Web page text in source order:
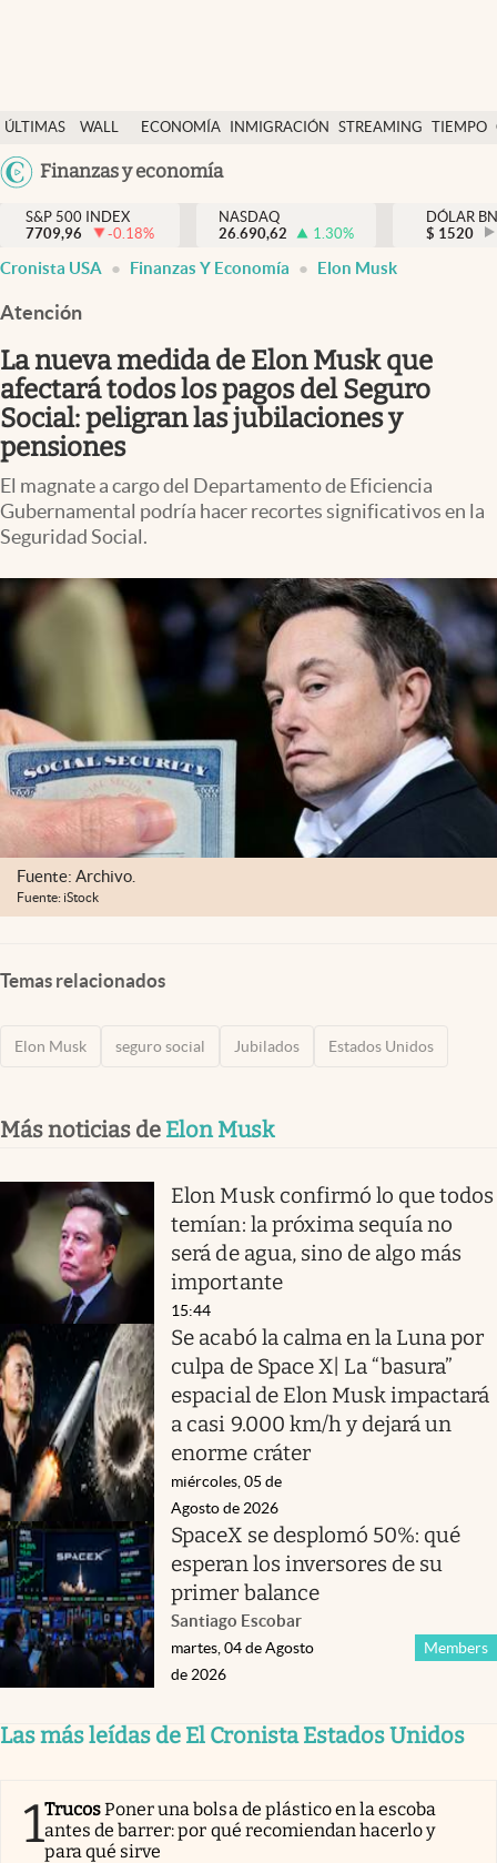
ÚLTIMAS
NOTICIAS
WALL
DÓLAR
ECONOMÍA INMIGRACIÓN STREAMING TIEMPO
México
Finanzas y economía
Finanzas y economía
Wall Street y dólar
Inmigración
Espiritual
Streaming
PC y mobile
Lifestyle
S&P 500 INDEX
7709,96
-0.18%
NASDAQ
26.690,62
1.30%
DÓLAR
$ 1520
Cronista USA Finanzas Y Economía Elon Musk
Atención
La nueva medida de Elon Musk que
afectará todos los pagos del Seguro
Social: peligran las jubilaciones y
pensiones
El magnate a cargo del Departamento de Eficiencia
Gubernamental podría hacer recortes significativos en la
Seguridad Social.
Fuente: Archivo.
Fuente: iStock
Temas relacionados
Elon Musk seguro social Jubilados Estados Unidos
Más noticias de Elon Musk
Elon Musk confirmó lo que todos
temían: la próxima sequía no
será de agua, sino de algo más
importante
15:44
Se acabó la calma en la Luna por
culpa de Space X| La “basura”
espacial de Elon Musk impactará
a casi 9.000 km/h y dejará un
enorme cráter
miércoles, 05 de
Agosto de 2026
SpaceX se desplomó 50%: qué
esperan los inversores de su
primer balance
Santiago Escobar
Members
martes, 04 de Agosto
de 2026
Las más leídas de El Cronista Estados Unidos
1TrucosPoner una bolsa de plástico en la escoba
antes de barrer: por qué recomiendan hacerlo y
para qué sirve